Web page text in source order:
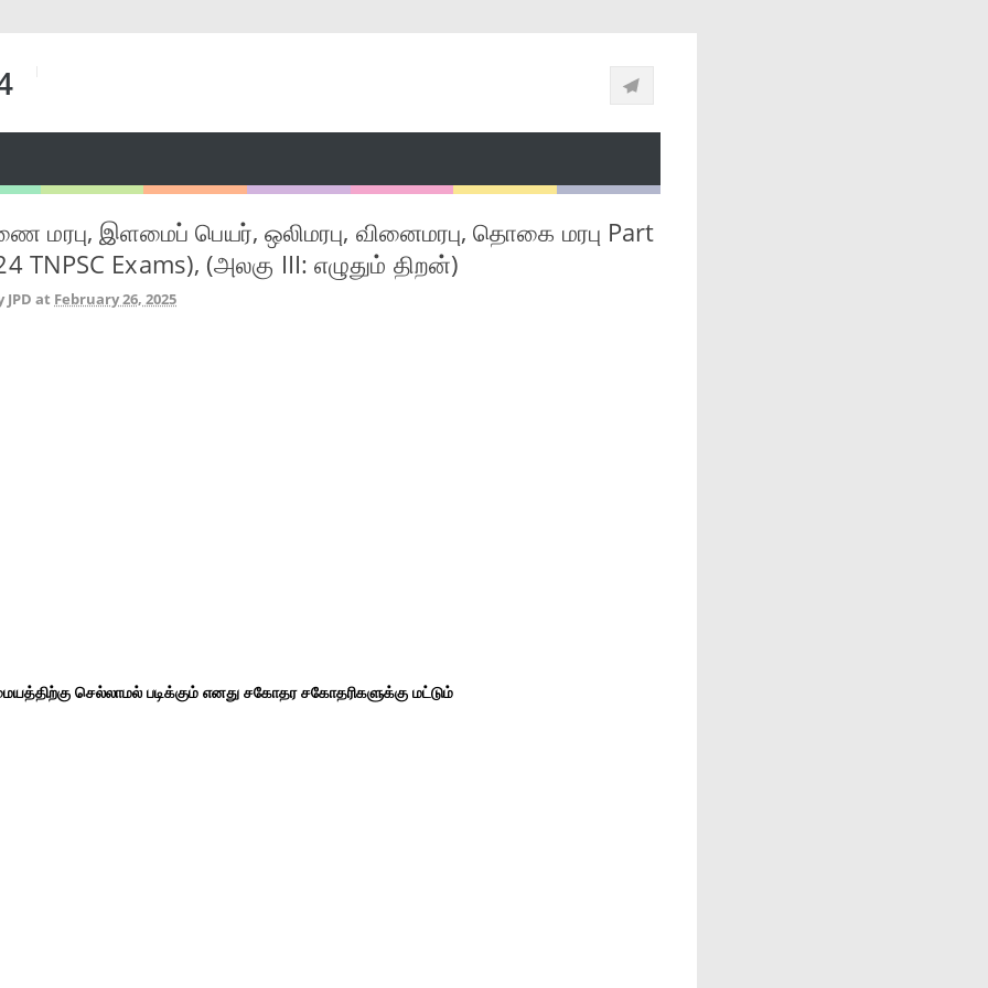
மரபு, இளமைப் பெயர், ஒலிமரபு, வினைமரபு, தொகை மரபு Part
TNPSC Exams), (அலகு III: எழுதும் திறன்)
at February 26, 2025
செல்லாமல் படிக்கும் எனது சகோதர சகோதரிகளுக்கு மட்டும்